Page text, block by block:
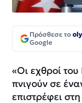
Πρόσθεσε το
Google
«Οι εχθροί
πνιγούν σε
επιστρέφει